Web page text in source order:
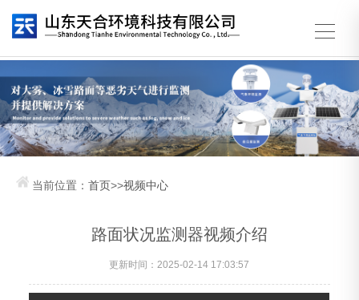
当前位置：首页>>视频中心
路面状况监测器视频介绍
更新时间：2025-02-14 17:03:57